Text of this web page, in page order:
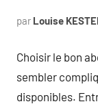
par Louise
Choisir le bon
sembler
disponibles.